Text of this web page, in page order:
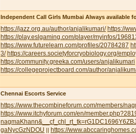
Independent Call Girls Mumbai Always available
https://jazz.org.au/author/anjalikumari/ https://
https://play.eslgaming.com/player/myinfos/
https://www.futurelearn.com/profiles/20784287
3/ https://careers.societyforcryobiology.org/
https://community.greeka.com/users/anjalikumari
https://collegeprojectboard.com/author/
Chennai Escorts Service
https://www.thecombineforum.com/members/
https://www.itchyforum.com/en/
gaNycGzNDOU || https://